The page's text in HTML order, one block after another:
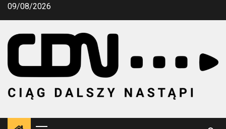
Przejdź
09/08/2026